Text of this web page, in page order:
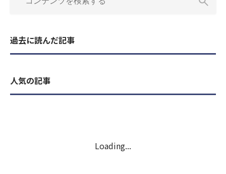
過去に読んだ記事
人気の記事